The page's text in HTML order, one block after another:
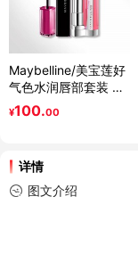
Maybelline/美宝莲好
气色水润唇部套装 滋
润保湿持久显色唇露
唇膏
¥100.00
详情
图文介绍